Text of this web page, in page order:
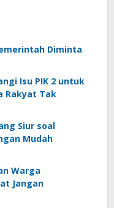
Diminta
Isu PIK 2 untuk
Rakyat Tak
Siur soal
Mudah
Warga
Jangan